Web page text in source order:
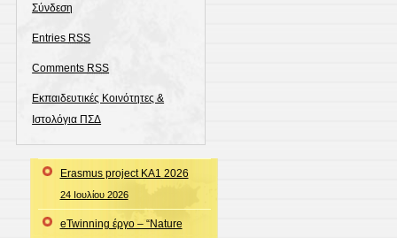
Σύνδεση
Entries RSS
Comments RSS
Εκπαιδευτικές Κοινότητες &
Ιστολόγια ΠΣΔ
Erasmus project KA1 2026
24 Ιουλίου 2026
eTwinning έργο – “Nature